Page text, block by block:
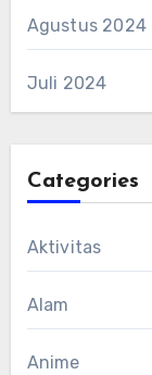
Agustus 2024
Juli 2024
Categories
Aktivitas
Alam
Anime